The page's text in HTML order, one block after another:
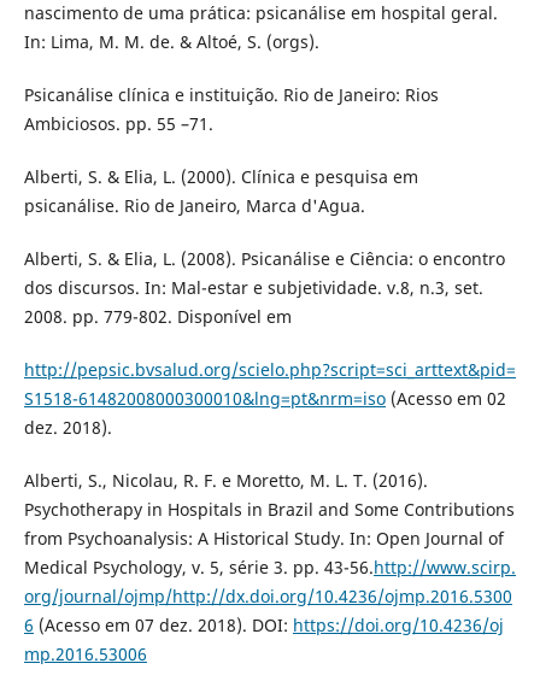
nascimento de uma prática: psicanálise em hospital geral.
In: Lima, M. M. de. & Altoé, S. (orgs).
Psicanálise clínica e instituição. Rio de Janeiro: Rios
Ambiciosos. pp. 55 –71.
Alberti, S. & Elia, L. (2000). Clínica e pesquisa em
psicanálise. Rio de Janeiro, Marca d'Agua.
Alberti, S. & Elia, L. (2008). Psicanálise e Ciência: o encontro
dos discursos. In: Mal-estar e subjetividade. v.8, n.3, set.
2008. pp. 779-802. Disponível em
http://pepsic.bvsalud.org/scielo.php?script=sci_arttext&pid=
S1518-61482008000300010&lng=pt&nrm=iso(Acesso em 02
dez. 2018).
Alberti, S., Nicolau, R. F. e Moretto, M. L. T. (2016).
Psychotherapy in Hospitals in Brazil and Some Contributions
from Psychoanalysis: A Historical Study. In: Open Journal of
Medical Psychology, v. 5, série 3. pp. 43-56.http://www.scirp.
org/journal/ojmp/http://dx.doi.org/10.4236/ojmp.2016.5300
6 (Acesso em 07 dez. 2018). DOI: https://doi.org/10.4236/oj
mp.2016.53006